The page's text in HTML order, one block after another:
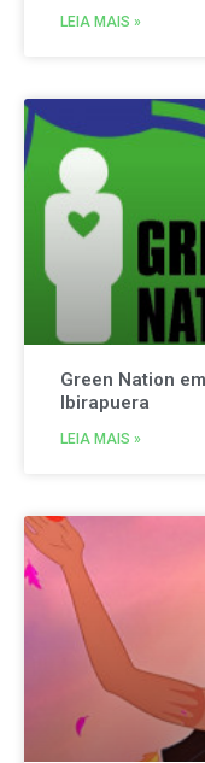
LEIA MAIS »
Green Nation
Ibirapuera
LEIA MAIS »